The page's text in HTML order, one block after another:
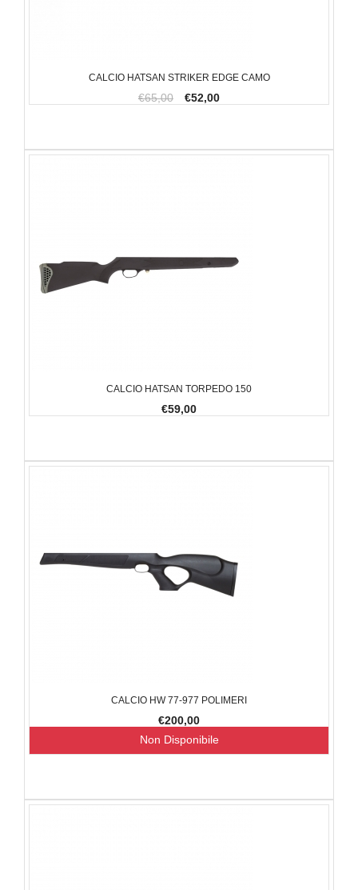
CALCIO HATSAN STRIKER EDGE CAMO
€65,00 €52,00
CALCIO HATSAN TORPEDO 150
€59,00
CALCIO HW 77-977 POLIMERI
€200,00
Non Disponibile